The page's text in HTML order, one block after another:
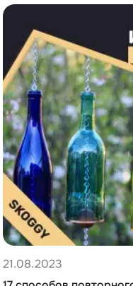
21.08.2023